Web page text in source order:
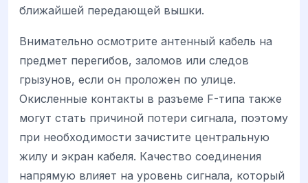
ближайшей передающей вышки.
Внимательно осмотрите антенный кабель на
предмет перегибов, заломов или следов
грызунов, если он проложен по улице.
Окисленные контакты в разъеме F-типа также
могут стать причиной потери сигнала, поэтому
при необходимости зачистите центральную
жилу и экран кабеля. Качество соединения
напрямую влияет на уровень сигнала, который